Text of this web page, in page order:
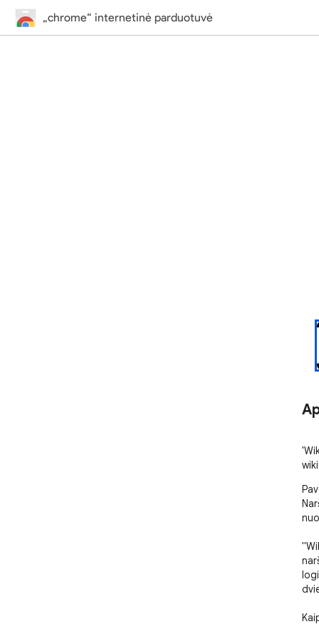
„chrome“ internetinė parduotuvė